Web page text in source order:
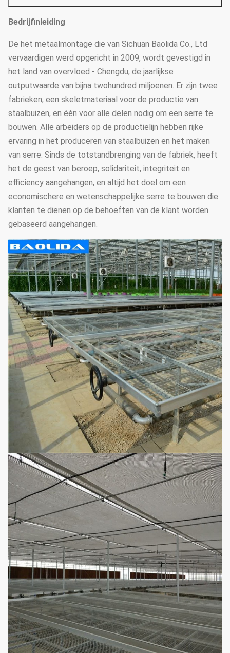
Bedrijfinleiding
De het metaalmontage die van Sichuan Baolida Co., Ltd
vervaardigen werd opgericht in 2009, wordt gevestigd in
het land van overvloed - Chengdu, de jaarlijkse
outputwaarde van bijna twohundred miljoenen. Er zijn twee
fabrieken, een skeletmateriaal voor de productie van
staalbuizen, en één voor alle delen nodig om een serre te
bouwen. Alle arbeiders op de productielijn hebben rijke
ervaring in het produceren van staalbuizen en het maken
van serre. Sinds de totstandbrenging van de fabriek, heeft
het de geest van beroep, solidariteit, integriteit en
efficiency aangehangen, en altijd het doel om een
economischere en wetenschappelijke serre te bouwen die
klanten te dienen op de behoeften van de klant worden
gebaseerd aangehangen.